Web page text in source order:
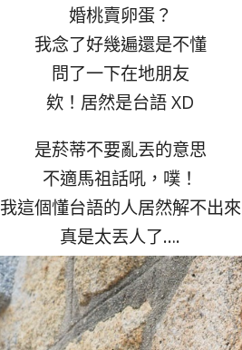
婚桃賣卵蛋？
我念了好幾遍還是不懂
問了一下在地朋友
欸！居然是台語 XD
是菸蒂不要亂丟的意思
不適馬祖話吼，噗！
我這個懂台語的人居然解不出來
真是太丟人了….